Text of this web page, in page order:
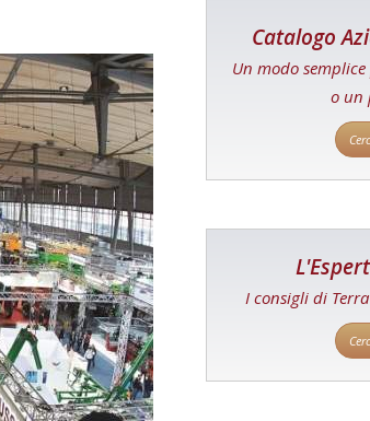
Catalogo
Un modo
o un
I consigli di